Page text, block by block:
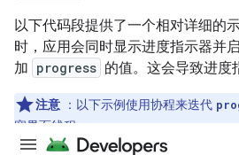
以下代码段提供了一个相对详细的
时，应用会同时显示进度指示器并
加 progress 的值。这会导致进度
注意 ：以下示例使用协程来迭代
塞界面线程。